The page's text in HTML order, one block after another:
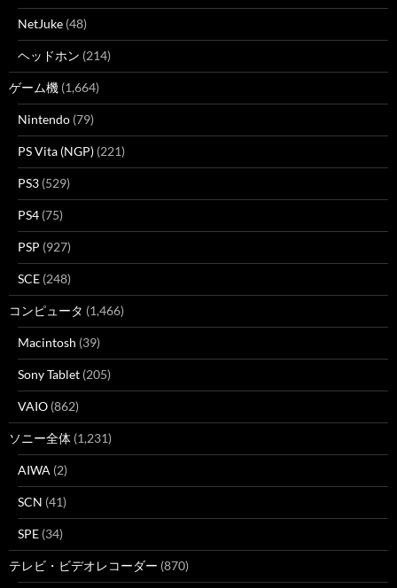
NetJuke (48)
ヘッドホン (214)
ゲーム機 (1,664)
Nintendo (79)
PS Vita (NGP) (221)
PS3 (529)
PS4 (75)
PSP (927)
SCE (248)
コンピュータ (1,466)
Macintosh (39)
Sony Tablet (205)
VAIO (862)
ソニー全体 (1,231)
AIWA (2)
SCN (41)
SPE (34)
テレビ・ビデオレコーダー (870)